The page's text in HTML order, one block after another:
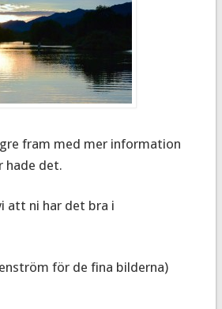
fram med mer information
hade det.
att ni har det bra i
för de fina bilderna)